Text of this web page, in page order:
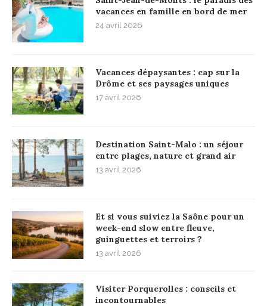
vacances en famille en bord de mer
24 avril 2026
Vacances dépaysantes : cap sur la
Drôme et ses paysages uniques
17 avril 2026
Destination Saint-Malo : un séjour
entre plages, nature et grand air
13 avril 2026
Et si vous suiviez la Saône pour un
week-end slow entre fleuve,
guinguettes et terroirs ?
13 avril 2026
Visiter Porquerolles : conseils et
incontournables